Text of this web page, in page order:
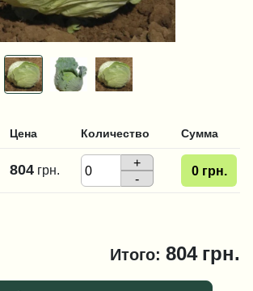
Цена Количество Сумма
804 грн.
+
-
0 грн.
Итого: 804грн.